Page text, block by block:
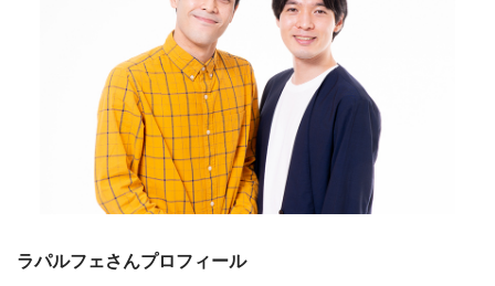
ラパルフェさんプロフィール